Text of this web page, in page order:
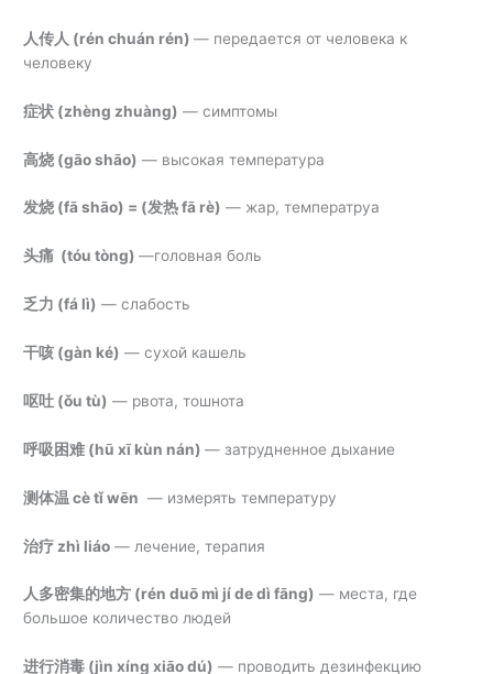
人传人 (rén chuán rén)— передается от человека к
человеку
症状 (zhèng zhuàng) — симптомы
高烧 (gāo shāo) — высокая температура
发烧 (fā shāo) = (发热 fā rè) — жар, температруа
头痛 (tóu tòng)—головная боль
乏力 (fá lì) —слабость
干咳 (gàn ké) — сухой кашель
呕吐 (ǒu tù) — рвота, тошнота
呼吸困难 (hū xī kùn nán)—затрудненное дыхание
测体温 cè tǐ wēn — измерять температуру
治疗 zhì liáo — лечение, терапия
人多密集的地方 (rén duō mì jí de dì fāng) — места, где
большое количество людей
进行消毒 (jìn xíng xiāo dú) — проводить дезинфекцию